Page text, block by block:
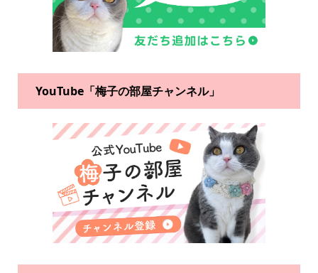
YouTube「梅子の部屋チャンネル」